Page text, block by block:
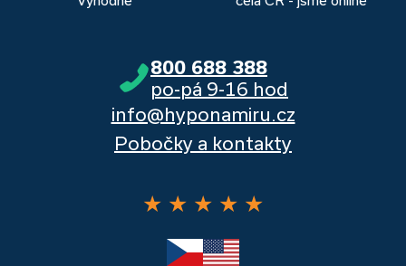
800 688 388
po-pá 9-16 hod
info@hyponamiru.cz
Pobočky a kontakty
★ ★ ★ ★ ★